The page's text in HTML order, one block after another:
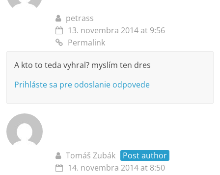
petrass
13. novembra 2014 at 9:56
Permalink
A kto to teda vyhral? myslím ten dres
Prihláste sa pre odoslanie odpovede
Tomáš Zubák
Post author
14. novembra 2014 at 8:50